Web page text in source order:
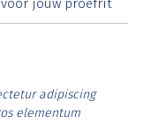
jouw proefrit
adipiscing
elementum